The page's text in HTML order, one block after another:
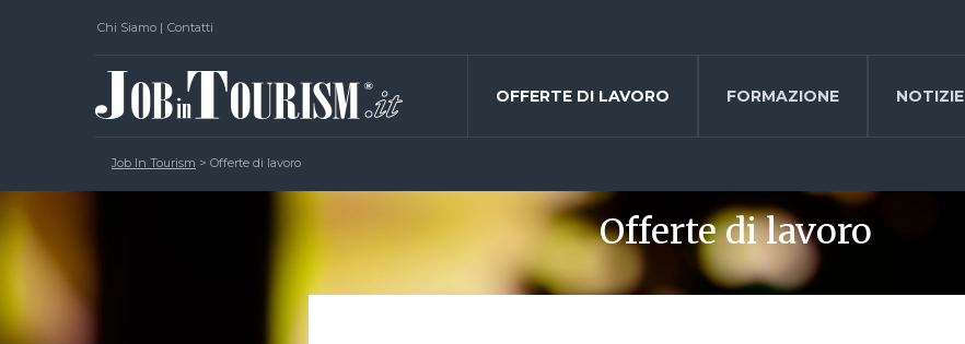
Chi Siamo | Contatti
OFFERTE DI LAVORO FORMAZIONE NOTIZIE
Job In Tourism > Offerte di lavoro
Offerte di lavoro